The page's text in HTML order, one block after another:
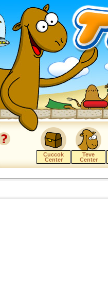
Cuccok
Center
Teve
Center